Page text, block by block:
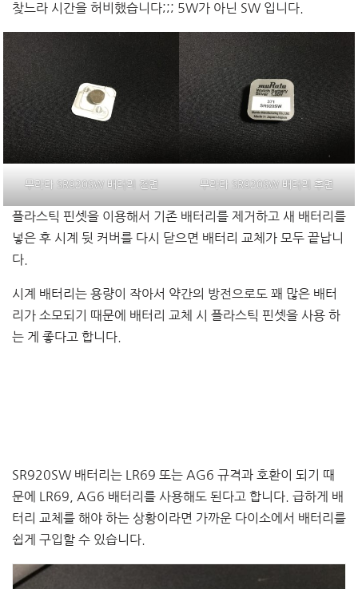
찾느라 시간을 허비했습니다;;; 5W가 아닌 SW 입니다.
무라타 SR920SW 배터리 전면 무라타 SR920SW 배터리 후면
플라스틱 핀셋을 이용해서 기존 배터리를 제거하고 새 배터리를
넣은 후 시계 뒷 커버를 다시 닫으면 배터리 교체가 모두 끝납니
다.
시계 배터리는 용량이 작아서 약간의 방전으로도 꽤 많은 배터
리가 소모되기 때문에 배터리 교체 시 플라스틱 핀셋을 사용 하
는 게 좋다고 합니다.
SR920SW 배터리는 LR69 또는 AG6 규격과 호환이 되기 때
문에 LR69, AG6 배터리를 사용해도 된다고 합니다. 급하게 배
터리 교체를 해야 하는 상황이라면 가까운 다이소에서 배터리를
쉽게 구입할 수 있습니다.